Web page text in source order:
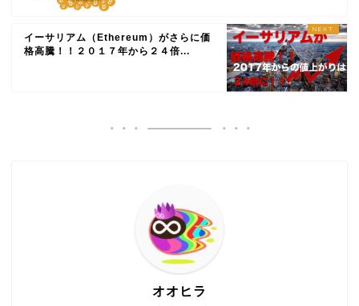
イーサリアム（Ethereum）がさらに価
格高騰！！２０１７年から２４倍...
オオヒラ